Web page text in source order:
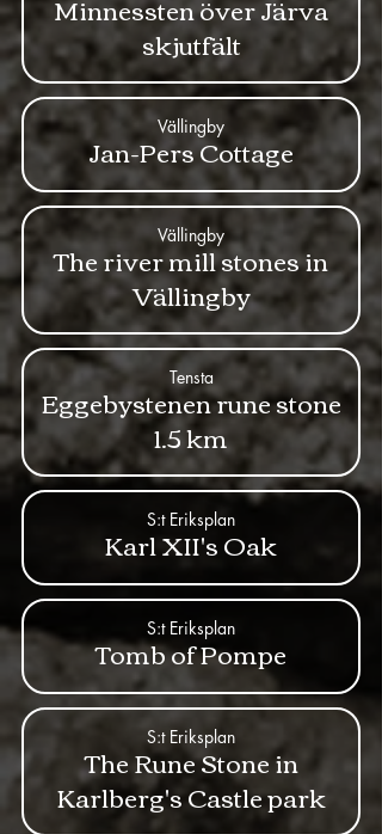
skjutfält
Jan-Pers Cottage
Vällingby
The river mill stones in
Vällingby
Vällingby
Eggebystenen rune stone
1.5 km
Tensta
Karl XII's Oak
S:t Eriksplan
Tomb of Pompe
S:t Eriksplan
The Rune Stone in
Karlberg's Castle park
S:t Eriksplan